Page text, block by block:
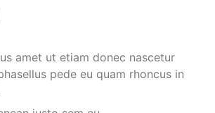
amet ut etiam donec nascetur
pede eu quam rhoncus in